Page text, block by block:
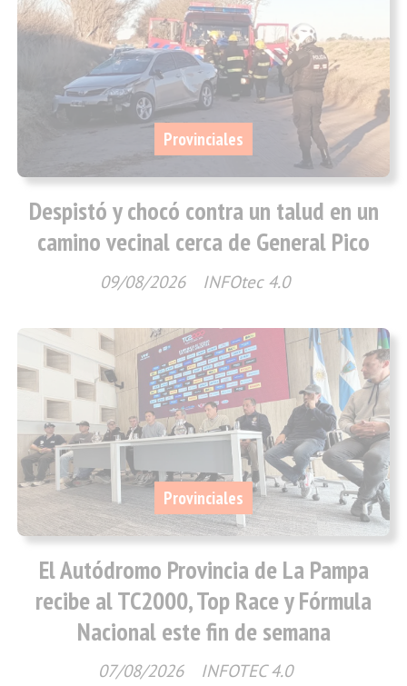
Despistó y chocó contra un talud en un
camino vecinal cerca de General Pico
INFOtec 4.0
Provinciales
09/08/2026
El Autódromo Provincia de La Pampa
recibe al TC2000, Top Race y Fórmula
Nacional este fin de semana
INFOTEC 4.0
Provinciales
07/08/2026